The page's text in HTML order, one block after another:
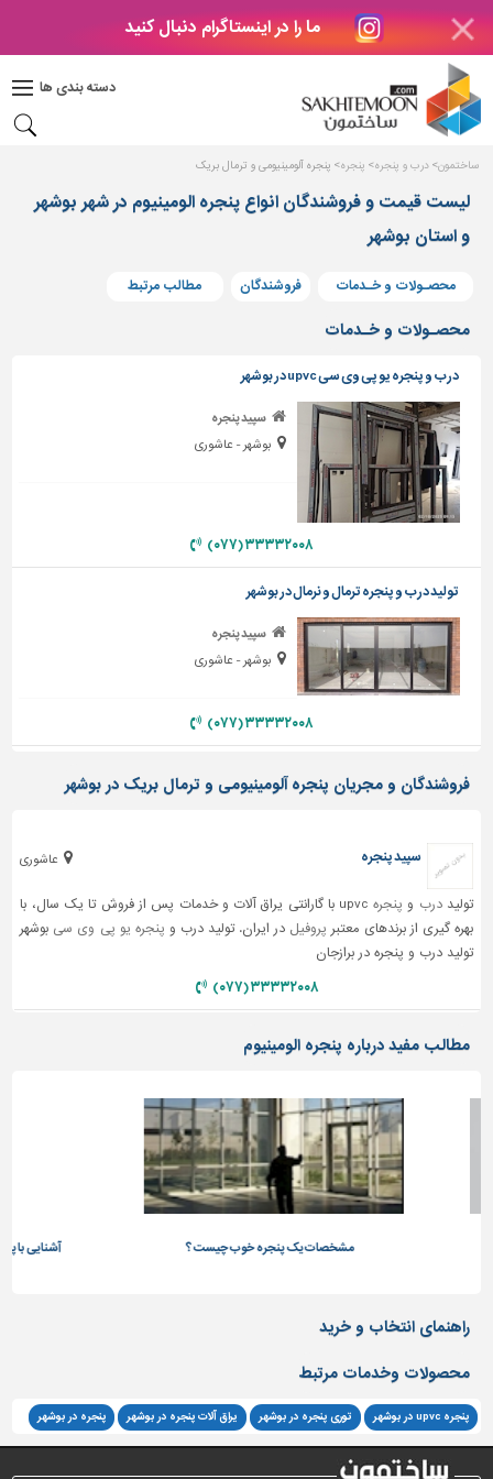
ما را در اینستاگرام دنبال کنید
دسته بندی ها
دکوراسیون
بتن
های
بتنی
درب
پنجره
مصالح
پله،
نرده
و
حفاظ
دیوارپوش،
کفپوش
سنگ
بهداشتی
ابزار،یراق
و
آلات
برقی،روشنایی،ایمنی
سازی
ساخت
و
ساختمان
ترافیک
سازه
سایر
ساختمون درب و پنجره پنجره پنجره آلومینیومی و ترمال بریک
لیست قیمت و فروشندگان انواع پنجره الومینیوم در شهر بوشهر
و استان بوشهر
محصـولات و خـدمات فروشندگان مطالب مرتبط
محصـولات و خـدمات
درب و پنجره یو پی وی سی upvc در بوشهر
سپید پنجره
بوشهر - عاشوری
۳۳۳۳۲۰۰۸ (۰۷۷)
تولید درب و پنجره ترمال و نرمال در بوشهر
سپید پنجره
بوشهر - عاشوری
۳۳۳۳۲۰۰۸ (۰۷۷)
فروشندگان و مجریان پنجره آلومینیومی و ترمال بریک در بوشهر
عاشوری سپید پنجره
تولیددرب و پنجره
upvc با گارانتی یراق آلات و خدمات پس از فروش تا یک سال، با
بهره گیری از برندهای معتبر پروفیل در ایران. تولید درب و پنجره یو پی وی سی بوشهر
تولید درب و پنجره در برازجان
۳۳۳۳۲۰۰۸ (۰۷۷)
مطالب مفید درباره پنجره الومینیوم
مشخصات یک پنجره خوب چیست؟ آشنایی با پنجره ترمال بریک و
راهنمای انتخاب و خرید
محصولات وخدمات مرتبط
پنجره upvc در بوشهر توری پنجره در بوشهر یراق آلات پنجره در بوشهر پنجره در بوشهر